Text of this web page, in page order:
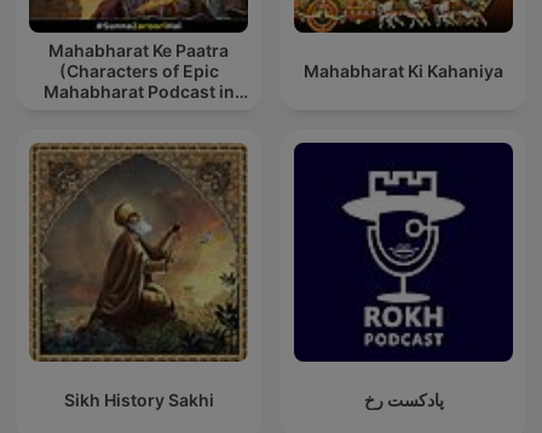
Mahabharat Ke Paatra
(Characters of Epic
Mahabharat Podcast in
Mahabharat Ki Kahaniya
Sikh History Sakhi پادکست رخ